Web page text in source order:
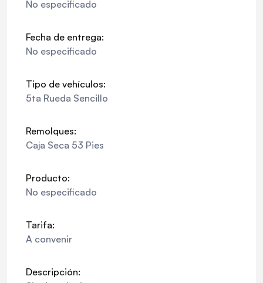
No especificado
Fecha de entrega:
No especificado
Tipo de vehículos:
5ta Rueda Sencillo
Remolques:
Caja Seca 53 Pies
Producto:
No especificado
Tarifa:
A convenir
Descripción: